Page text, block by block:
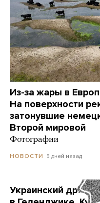
Из-за жары в
На поверхности
затонувшие
Второй мировой
Фотографии
НОВОСТИ 5 дней назад
Украинский дрон